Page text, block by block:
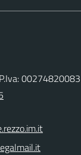
00274820083